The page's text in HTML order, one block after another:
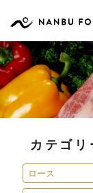
カテゴリ
ロース